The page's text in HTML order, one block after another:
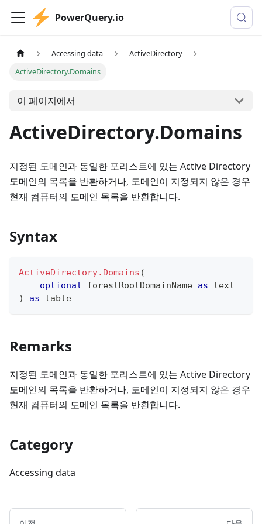
PowerQuery.io
Accessing data
ActiveDirectory
ActiveDirectory.Domains
이 페이지에서
ActiveDirectory.Domains
지정된 도메인과 동일한 포리스트에 있는 Active Directory
도메인의 목록을 반환하거나, 도메인이 지정되지 않은 경우
현재 컴퓨터의 도메인 목록을 반환합니다.
Syntax
ActiveDirectory.Domains (
optional forestRootDomainName as
text
)
as table
Remarks
지정된 도메인과 동일한 포리스트에 있는 Active Directory
도메인의 목록을 반환하거나, 도메인이 지정되지 않은 경우
현재 컴퓨터의 도메인 목록을 반환합니다.
Category
Accessing data